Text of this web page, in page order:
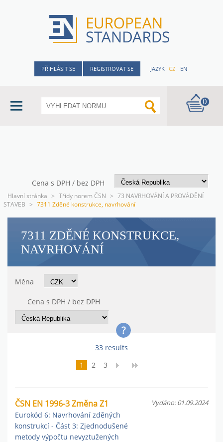
PŘIHLÁSIT SE REGISTROVAT SE JAZYK CZ EN
0
Cena s DPH / bez DPH
Hlavní stránka > Třídy norem ČSN > 73 NAVRHOVÁNÍ A PROVÁDĚNÍ
STAVEB > 7311 Zděné konstrukce, navrhování
7311 ZDĚNÉ KONSTRUKCE,
NAVRHOVÁNÍ
Měna
Cena s DPH / bez DPH
33 results
1
2 3
ČSN EN 1996-3 Změna Z1
Eurokód 6: Navrhování zděných
konstrukcí - Část 3: Zjednodušené
metody výpočtu nevyztužených
Vydáno: 01.09.2024